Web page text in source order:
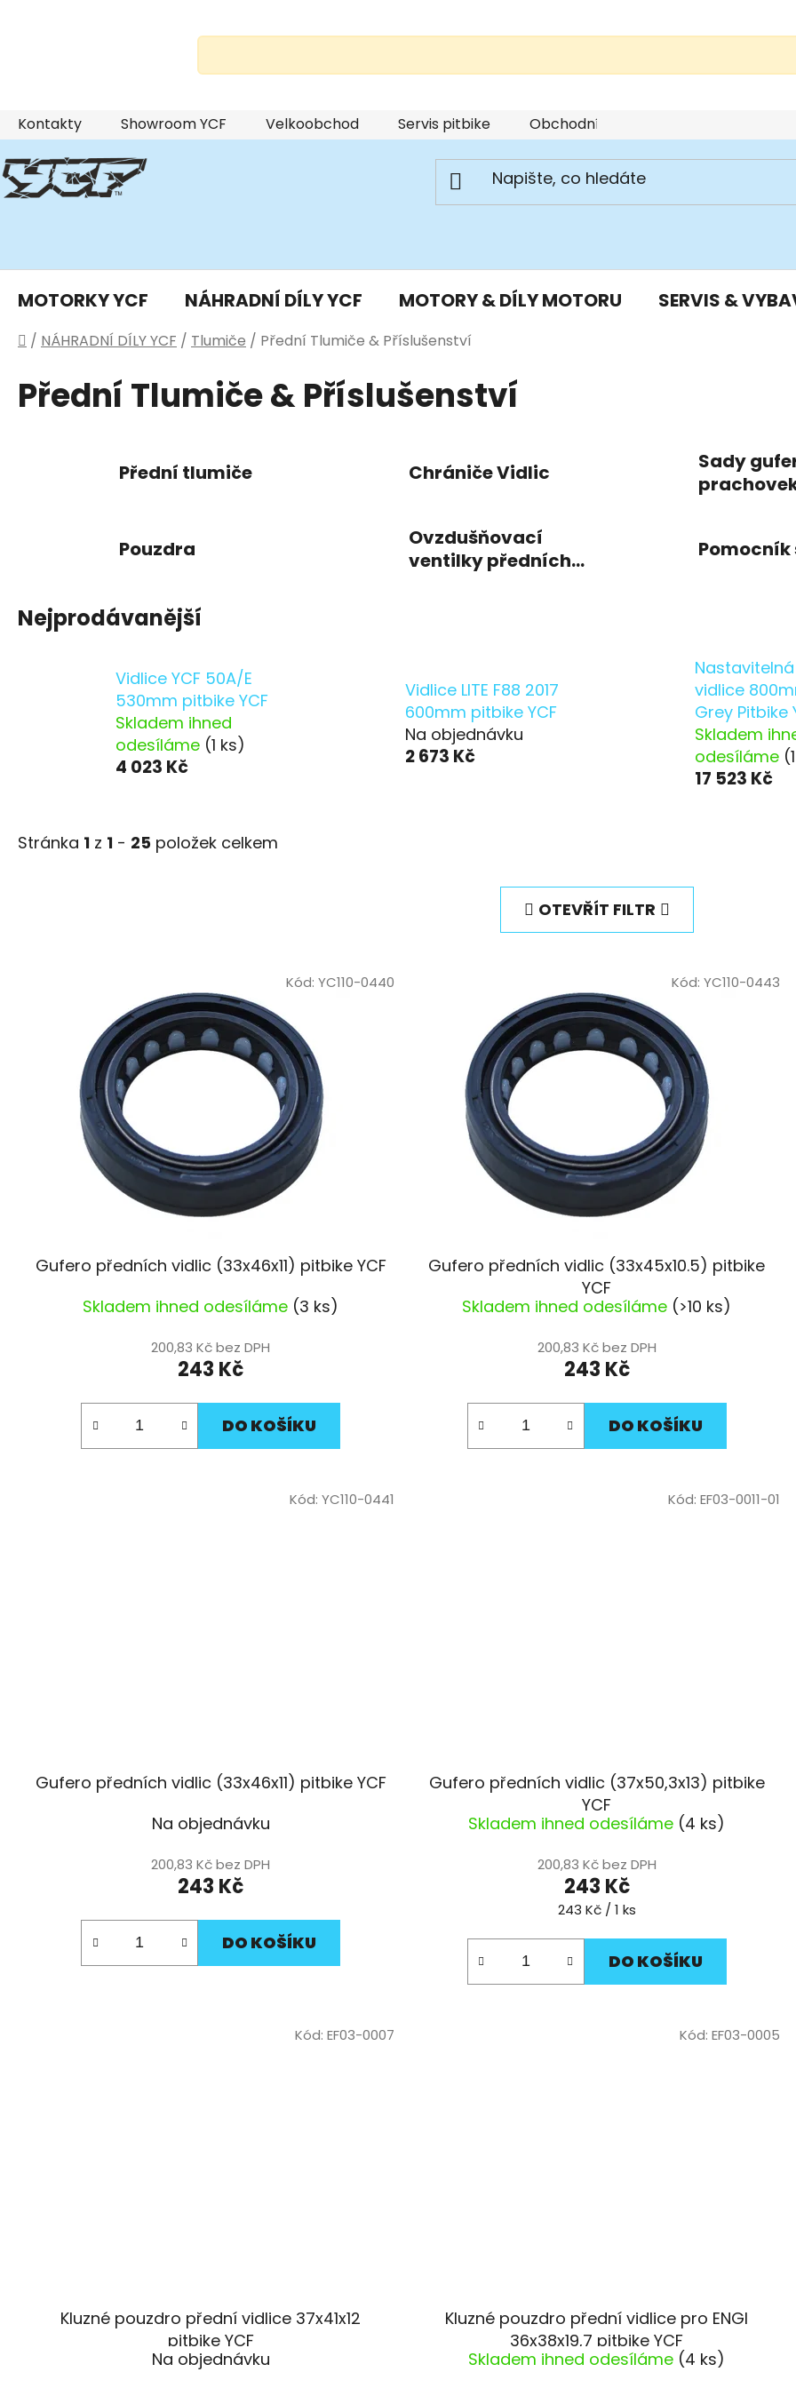
Přejít
na
obsah
Kontakty Showroom YCF Velkoobchod Servis pitbike Obchodní podmínky
MOTORKY YCF NÁHRADNÍ DÍLY YCF MOTORY & DÍLY MOTORU SERVIS &
Domů
/ NÁHRADNÍ DÍLY YCF / Tlumiče / Přední Tlumiče & Příslušenství
Přední Tlumiče & Příslušenství
Přední tlumiče Chrániče Vidlic
Sady
Pouzdra
Ovzdušňovací
ventilky předních
Nejprodávanější
Vidlice YCF 50A/E
530mm pitbike YCF
Skladem ihned
odesíláme (1 ks)
4 023 Kč
Vidlice LITE F88 2017
600mm pitbike YCF
Na objednávku
2 673 Kč
vidlice
Grey Pitbike
Skladem
odesíláme
17 523 Kč
Stránka 1 z 1 - 25 položek celkem
OTEVŘÍT FILTR
Gufero předních vidlic (33x46x11) pitbike YCF
Skladem ihned odesíláme (3 ks)
200,83 Kč bez DPH
243 Kč
DO KOŠÍKU
Kód: YC110-0440
Gufero předních vidlic (33x45x10.5) pitbike
YCF
Skladem ihned odesíláme (>10 ks)
200,83 Kč bez DPH
243 Kč
DO KOŠÍKU
Kód:YC110-0443
Gufero předních vidlic (33x46x11) pitbike YCF
Na objednávku
200,83 Kč bez DPH
243 Kč
DO KOŠÍKU
Kód: YC110-0441
Gufero předních vidlic (37x50,3x13) pitbike
YCF
Skladem ihned odesíláme (4 ks)
200,83 Kč bez DPH
243 Kč
Měrná
243 Kč / 1 ks
DO KOŠÍKU
Kód:EF03-0011-01
Kluzné pouzdro přední vidlice 37x41x12
pitbike YCF
Na objednávku
Kód: EF03-0007
Kluzné pouzdro přední vidlice pro ENGI
36x38x19,7 pitbike YCF
Skladem ihned odesíláme (4 ks)
Kód:EF03-0005